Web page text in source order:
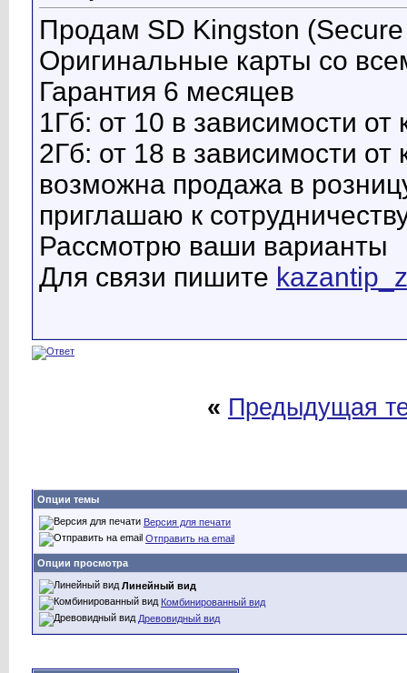
Продам SD Kingston
Оригинальные карты со
Гарантия 6 месяцев
1Гб: от 10 в зависимости от
2Гб: от 18 в зависимости от
возможна продажа в
приглашаю к
Рассмотрю ваши варианты
Для связи пишите
« Предыдущая
Опции темы
Версия для печати
Отправить на email
Опции просмотра
Линейный вид
Комбинированный вид
Древовидный вид